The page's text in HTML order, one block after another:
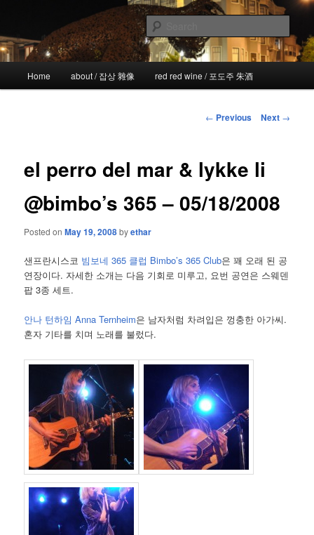
primary
content!wicked
the more I see the less I know
Home about / 잡상 雜像 red red wine / 포도주 朱酒
Post
← Previous Next →
el perro del mar & lykke li
@bimbo’s 365 – 05/18/2008
Posted onMay 19, 2008byethar
샌프란시스코 빔보네 365 클럽 Bimbo’s 365 Club은 꽤 오래 된 공
연장이다. 자세한 소개는 다음 기회로 미루고, 요번 공연은 스웨덴
팝 3종 세트.
안나 턴하임 Anna Ternheim은 남자처럼 차려입은 껑충한 아가씨.
혼자 기타를 치며 노래를 불렀다.